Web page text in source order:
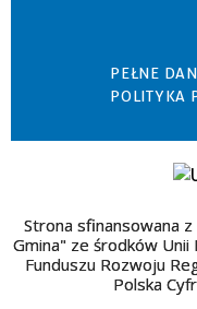
PEŁNE
POLITYKA
Strona sfinansowana
Gmina" ze środków
Funduszu Rozwoju
Polska